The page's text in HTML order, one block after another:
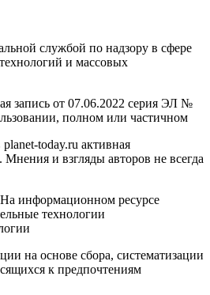
службой по надзору в сфере
и массовых
запись от 07.06.2022 серия ЭЛ №
полном или частичном
today.ru активная
Мнения и взгляды авторов не всегда
информационном ресурсе
технологии
на основе сбора, систематизации
к предпочтениям